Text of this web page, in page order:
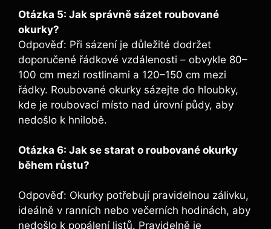
Otázka 5: Jak správně sázet roubované ​
okurky?
Odpověď: Při sázení ⁢je důležité dodržet
doporučené řádkové vzdálenosti – obvykle 80–
100 cm⁢ mezi rostlinami a 120–150 cm mezi
řádky. Roubované okurky sázejte do ⁣hloubky,​
kde je roubovací místo nad úrovní ⁤půdy, aby
nedošlo k hnilobě.
Otázka 6: Jak se starat ​o roubované okurky ​
během růstu?
Odpověď: Okurky potřebují pravidelnou zálivku,
ideálně v ranních nebo večerních hodinách, aby
nedošlo k popálení listů. Pravidelně je